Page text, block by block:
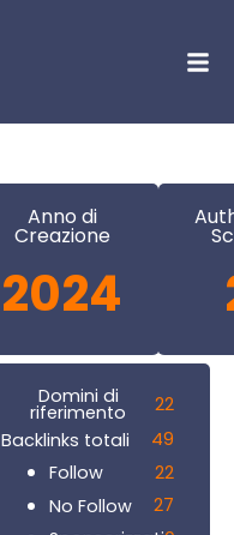
Anno di
Creazione
2024
Domini di
riferimento
22
Backlinks totali
49
Follow
22
No Follow
27